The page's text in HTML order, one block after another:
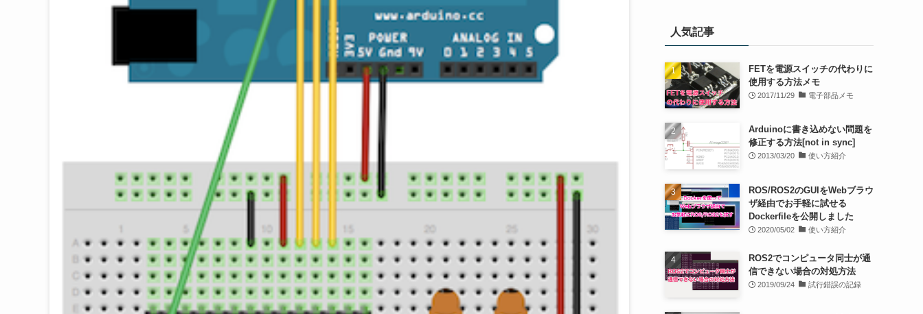
人気記事
FETを電源スイッチの代わりに
使用する方法メモ
2017/11/29 電子部品メモ
Arduinoに書き込めない問題を
修正する方法[not in sync]
2013/03/20 使い方紹介
ROS/ROS2のGUIをWebブラウ
ザ経由でお手軽に試せる
Dockerfileを公開しました
2020/05/02 使い方紹介
ROS2でコンピュータ同士が通
信できない場合の対処方法
2019/09/24 試行錯誤の記録